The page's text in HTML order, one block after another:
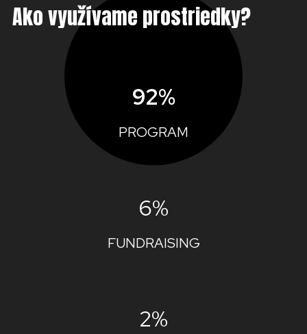
Ako využívame prostriedky?
92%
PROGRAM
6%
FUNDRAISING
2%